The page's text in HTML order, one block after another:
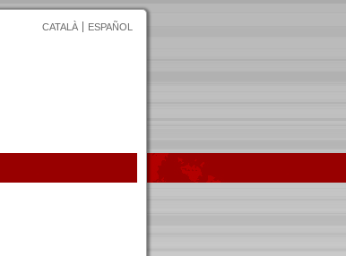
CATALÀ ESPAÑOL